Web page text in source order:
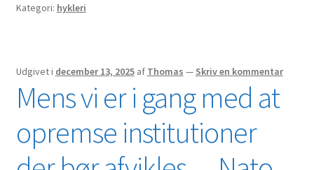
Kategori: hykleri
Udgivet i december 13, 2025 af Thomas — Skriv en kommentar
Mens vi er i gang med at
opremse institutioner